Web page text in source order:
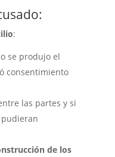
:
se produjo el
consentimiento
las partes y si
de los